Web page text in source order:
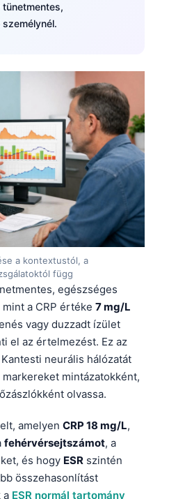
a kontextustól, a
függ
egészséges
a CRP értéke 7 mg/L
vagy duzzadt ízület
el az értelmezést. Ez az
neurális hálózatát
mintázatokként,
olvassa.
amelyen CRP 18 mg/L,
fehérvérsejtszámot, a
és hogy ESR szintén
összehasonlítást
a ESR normál tartomány